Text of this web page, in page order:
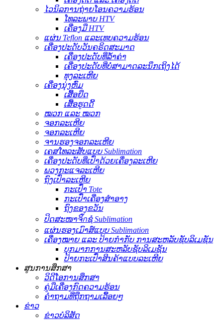
ໄວນິລການຖ່າຍໂອນຄວາມຮ້ອນ
ໂທລະພາບ HTV
ເຄື່ອງມື HTV
ແຜ່ນ Teflon ແລະເທບຄວາມຮ້ອນ
ເຄື່ອງປະດັບວັນຄຣິດສະມາດ
ເຄື່ອງປະດັບທີ່ລ້ຳຄ່າ
ເຄື່ອງປະດັບທີ່ບໍ່ສາມາດລະນຶກເຖິງໄດ້
ທຸງລະເຫີຍ
ເຄື່ອງນຸ່ງຫົ່ມ
ເສື້ອຍືດ
ເສື້ອຮູດດີ້
ໝວກ ແລະ ໝວກ
ຈອກລະເຫີຍ
ຈອກລະເຫີຍ
ຈານຮອງຈອກລະເຫີຍ
ເຄສໂທລະສັບແບບ Sublimation
ເຄື່ອງປະດັບທີ່ເປົ່າດ້ວຍເຄື່ອງລະເຫີຍ
ພວງກະແຈລະເຫີຍ
ຖົງເປົ່າລະເຫີຍ
ກະເປົ໋າ Tote
ກະເປົ໋າເຄື່ອງສຳອາງ
ຖົງຂອງຂວັນ
ປິດສະໜາຈິ๊กຊໍ Sublimation
ແຜ່ນຮອງເມົາສ໌ແບບ Sublimation
ເຄື່ອງໝາຍ ແລະ ປ້າຍກຳກັບ ການສະຫລັບຊັບລິເມຊັນ
ບຸກມາກການສະຫລັບຊັບລິເມຊັນ
ປ້າຍກະເປົ໋າສິນຄ້າແບບລະເຫີຍ
ສູນການສຶກສາ
ວິດີໂອການສຶກສາ
ຄູ່ມືເຄື່ອງກົດຄວາມຮ້ອນ
ຄຳຖາມທີ່ຖືກຖາມເລື້ອຍໆ
ຂ່າວ
ຂ່າວບໍລິສັດ